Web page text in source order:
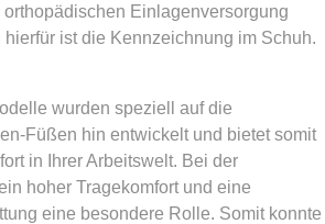
orthopädischen Einlagenversorgung
ist die Kennzeichnung im Schuh.
wurden speziell auf die
Füßen hin entwickelt und bietet somit
in Ihrer Arbeitswelt. Bei der
hoher Tragekomfort und eine
eine besondere Rolle. Somit konnte